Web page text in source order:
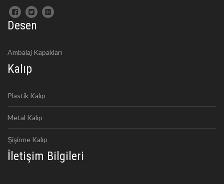
Desen
Ambalaj Kapakları
Kalıp
Plastik Kalıp
Metal Kalıp
Şişirme Kalıp
İletişim Bilgileri